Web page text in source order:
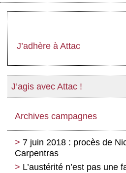
J’adhère à Attac
J’agis avec Attac !
Archives campagnes
7 juin 2018 : procès de
Carpentras
L’austérité n’est pas une